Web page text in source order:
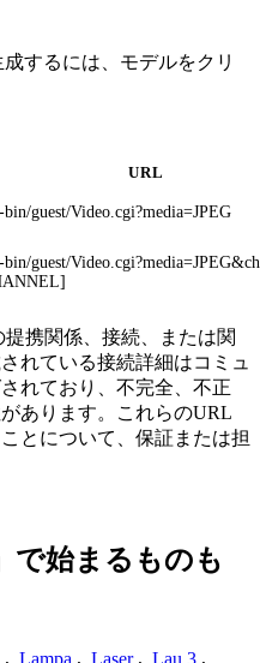
するには、モデルをクリ
URL
guest/Video.cgi?media=JPEG
guest/
提携関係、接続、または関
れている接続詳細はコミュ
れており、不完全、不正
あります。これらのURL
とについて、保証または担
で始まるものも
, Lampa , Laser , Lau 3 ,